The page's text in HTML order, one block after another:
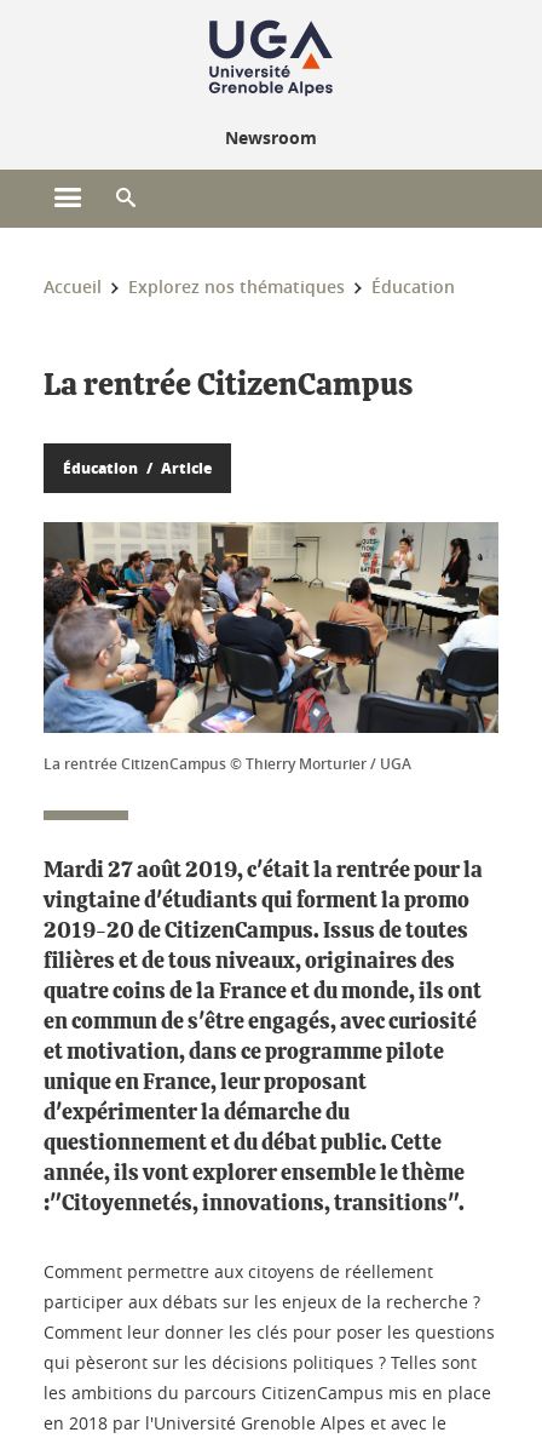
Newsroom
Ouvrir le menu principal
Vous êtes ici :
Accueil Explorez nos thématiques Éducation
La rentrée CitizenCampus
Éducation Article
La rentrée CitizenCampus © Thierry Morturier / UGA
Mardi 27 août 2019, c'était la rentrée pour la
vingtaine d'étudiants qui forment la promo
2019-20 de CitizenCampus. Issus de toutes
filières et de tous niveaux, originaires des
quatre coins de la France et du monde, ils ont
en commun de s'être engagés, avec curiosité
et motivation, dans ce programme pilote
unique en France, leur proposant
d'expérimenter la démarche du
questionnement et du débat public. Cette
année, ils vont explorer ensemble le thème
:"Citoyennetés, innovations, transitions".
Comment permettre aux citoyens de réellement
participer aux débats sur les enjeux de la recherche ?
Comment leur donner les clés pour poser les questions
qui pèseront sur les décisions politiques ? Telles sont
les ambitions du parcours CitizenCampus mis en place
en 2018 par l'Université Grenoble Alpes et avec le